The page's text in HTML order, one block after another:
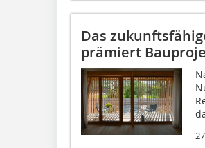
Das
prämiert